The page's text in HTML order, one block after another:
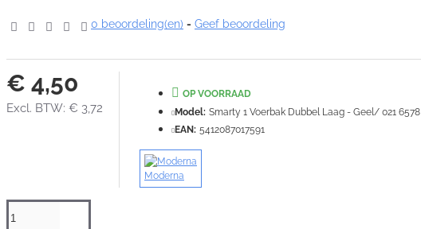
0 beoordeling(en) - Geef beoordeling
€ 4,50
Excl. BTW: € 3,72
OP VOORRAAD
Model: Smarty 1 Voerbak Dubbel Laag - Geel/ 021 6578
EAN: 5412087017591
Moderna